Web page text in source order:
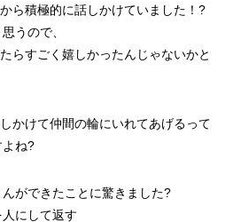
ら積極的に話しかけていました！?
うので、
らすごく嬉しかったんじゃないかと
かけて仲間の輪にいれてあげるって
よね?
ができたことに驚きました?
にして返す